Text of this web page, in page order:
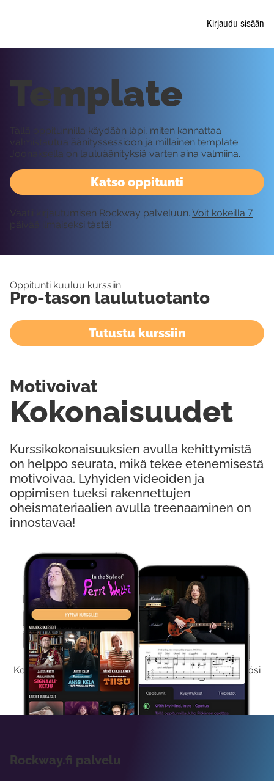
Kirjaudu sisään
Kokeile Ilmaiseksi
Kokeilemalla ilmaiseksi saat koko sisältömme käyttöösi
viikon ajaksi.
Katso oppitunti
Template
Tällä oppitunnilla käydään läpi, miten kannattaa
valmistautua äänityssessioon ja millainen template
Joonaksella on lauluäänityksiä varten aina valmiina.
Vaatii kirjautumisen Rockway palveluun. Voit kokeilla 7
päivää ilmaiseksi tästä!
Oppitunti kuuluu kurssiin
Pro-tason laulutuotanto
Tutustu kurssiin
Kurssikokonaisuuksien avulla kehittymistä
on helppo seurata, mikä tekee etenemisestä
motivoivaa. Lyhyiden videoiden ja
oppimisen tueksi rakennettujen
oheismateriaalien avulla treenaaminen on
innostavaa!
Kokonaisuudet
Motivoivat
Rockway.fi palvelu